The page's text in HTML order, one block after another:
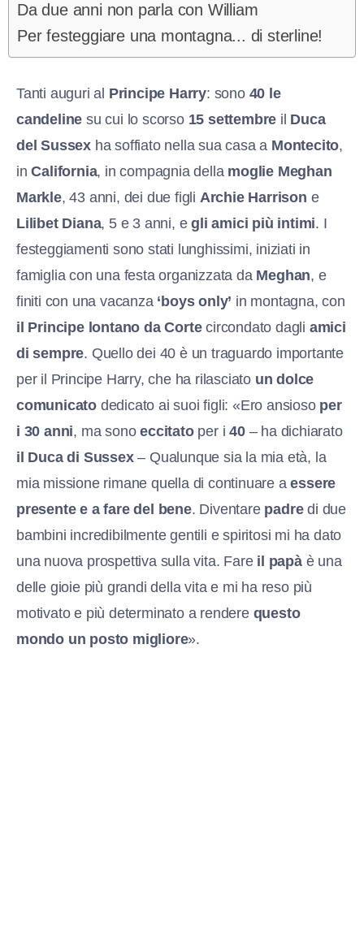
Da due anni non parla con William
Per festeggiare una montagna... di sterline!
Tanti auguri al Principe Harry: sono 40 le
candeline su cui lo scorso 15 settembre il Duca
del Sussex ha soffiato nella sua casa a Montecito,
inCalifornia, in compagnia della moglie Meghan
Markle, 43 anni, dei due figli Archie Harrison e
Lilibet Diana, 5 e 3 anni, egli amici più intimi. I
festeggiamenti sono stati lunghissimi, iniziati in
famiglia con una festa organizzata da Meghan, e
finiti con una vacanza ‘boys only’ in montagna, con
il Principe lontano da Cortecircondato dagli amici
di sempre. Quello dei 40 è un traguardo importante
per il Principe Harry, che ha rilasciato un dolce
comunicato dedicato ai suoi figli: «Ero ansioso per
i 30 anni, ma sonoeccitato per i40– ha dichiarato
il Duca di Sussex– Qualunque sia la mia età, la
mia missione rimane quella di continuare aessere
presente e a fare del bene. Diventare padredi due
bambini incredibilmente gentili e spiritosi mi ha dato
una nuova prospettiva sulla vita. Fare il papàè una
delle gioie più grandi della vita e mi ha reso più
motivato e più determinato a rendere questo
mondo un posto migliore».